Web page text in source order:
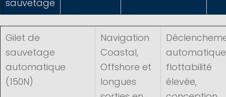
sauvetage
Gilet de
sauvetage
automatique
(150N)
Navigation
Coastal,
Offshore et
longues
flottabilité
élevée,